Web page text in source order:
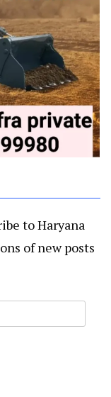
to Haryana
of new posts